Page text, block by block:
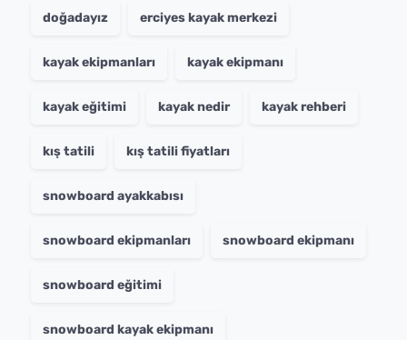
doğadayız erciyes kayak merkezi
kayak ekipmanları kayak ekipmanı
kayak eğitimi kayak nedir kayak rehberi
kış tatili kış tatili fiyatları
snowboard ayakkabısı
snowboard ekipmanları snowboard ekipmanı
snowboard eğitimi
snowboard kayak ekipmanı